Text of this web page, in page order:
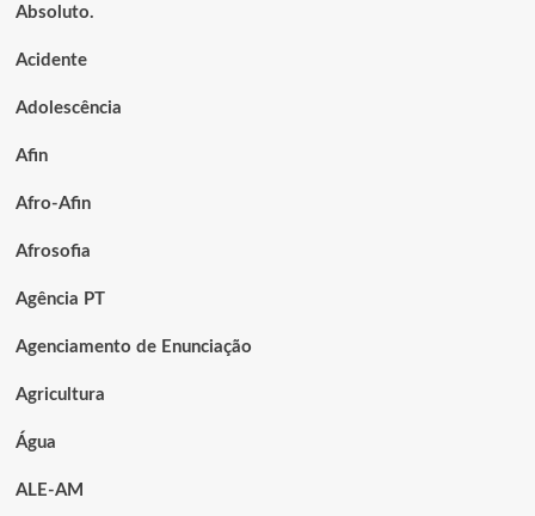
Absoluto.
Acidente
Adolescência
Afin
Afro-Afin
Afrosofia
Agência PT
Agenciamento de Enunciação
Agricultura
Água
ALE-AM